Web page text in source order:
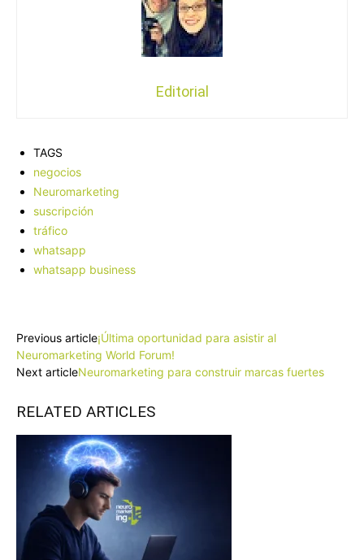
Editorial
TAGS
negocios
Neuromarketing
suscripción
tráfico
whatsapp
whatsapp business
Previous article¡Última oportunidad para asistir al
Neuromarketing World Forum!
Next articleNeuromarketing para construir marcas fuertes
RELATED ARTICLES